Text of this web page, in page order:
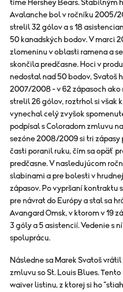
tíme Hershey Bears. Stabilným
Avalanche bol v ročníku 2005/
strelil 32 gólov a s 18
50 kanadských bodov. V marci
zlomeninu v oblasti ramena a
skončila predčasne. Hoci v
nedostal nad 50 bodov, Svatoš
2007/2008 - v 62 zápasoch
strelil 26 gólov, roztrhol si však
vynechal celý zvyšok
podpísal s Coloradom zmluvu
sezóne 2008/2009 si tri zápasy
časti poranil ruku, čím sa opäť
predčasne. V nasledujúcom
slabinami a pre bolesti v
zápasov. Po vypršaní kontraktu
pre návrat do Európy a stal sa
Avangard Omsk, v ktorom v 19
3 góly a 5 asistencií. Vedenie s
spoluprácu.
Následne sa Marek Svatoš
zmluvu so St. Louis Blues.
waiver listinu, z ktorej si ho